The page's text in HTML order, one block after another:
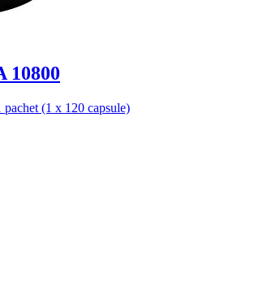
10800
(1 x 120 capsule)